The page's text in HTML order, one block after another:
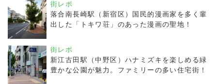
街レポ
落合南長崎駅（新宿区）国民的漫画家を多く輩
出した「トキワ荘」のあった漫画の聖地！
街レポ
新江古田駅（中野区）ハナミズキを楽しめる緑
豊かな公園が魅力。ファミリーの多い住宅街！